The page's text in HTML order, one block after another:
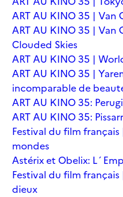
ART AU KINO 35 | Van
ART AU KINO 35 | Van
Clouded Skies
ART AU KINO 35 |
ART AU KINO 35 |
incomparable de
ART AU KINO 35:
ART AU KINO 35:
Festival du film
mondes
Astérix et Obelix:
Festival du film
dieux